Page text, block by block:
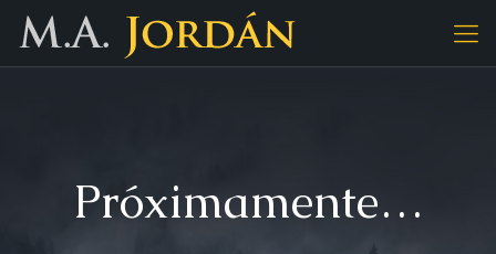
Próximamente…